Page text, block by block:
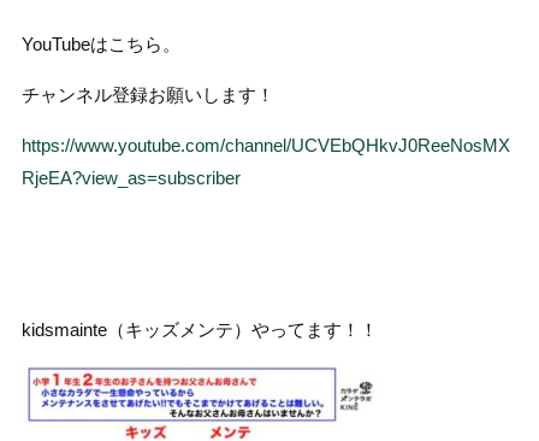
YouTubeはこちら。
チャンネル登録お願いします！
https://www.youtube.com/channel/UCVEbQHkvJ0ReeNosMX
RjeEA?view_as=subscriber
kidsmainte（キッズメンテ）やってます！！